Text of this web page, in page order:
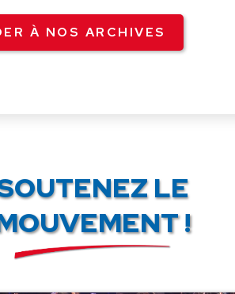
À NOS ARCHIVES
LE
!